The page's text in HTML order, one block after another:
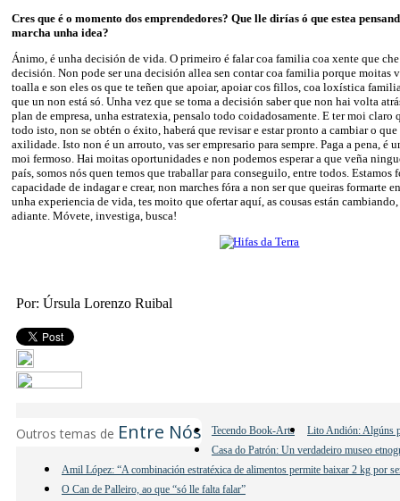
Cres que é o momento dos emprendedores? Que lle dirías ó que estea
marcha unha idea?
Ánimo, é unha decisión de vida. O primeiro é falar coa familia coa xente que
decisión. Non pode ser una decisión allea sen contar coa familia porque moitas
toalla e son eles os que te teñen que apoiar, apoiar cos fillos, coa loxística
que un non está só. Unha vez que se toma a decisión saber que non hai volta
plan de empresa, unha estratexia, pensalo todo coidadosamente. E ter moi claro
todo isto, non se obtén o éxito, haberá que revisar e estar pronto a cambiar o
axilidade. Isto non é un arrouto, vas ser empresario para sempre. Paga a pena, é
moi fermoso. Hai moitas oportunidades e non podemos esperar a que veña
país, somos nós quen temos que traballar para conseguilo, entre todos. Estamos
capacidade de indagar e crear, non marches fóra a non ser que queiras formarte
unha experiencia de vida, tes moito que ofertar aquí, as cousas están
adiante. Móvete, investiga, busca!
Por: Úrsula Lorenzo Ruibal
Outros temas de Entre Nós Tecendo Book-Arts
Lito Andión: Algúns
Casa do Patrón: Un verdadeiro museo
Amil López: “A combinación estratéxica de alimentos permite baixar 2 kg por
O Can de Palleiro, ao que “só lle falta falar”